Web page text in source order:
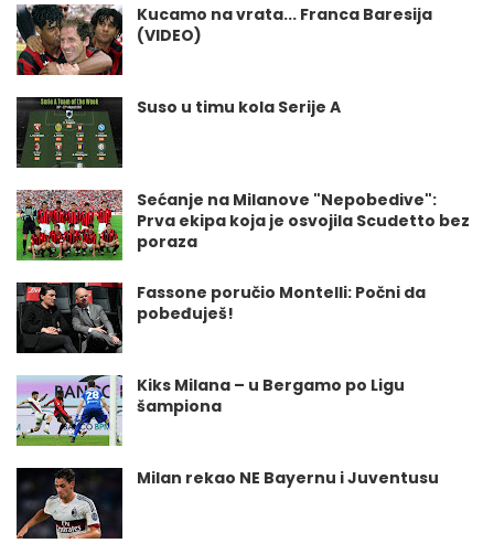
Kucamo na vrata... Franca Baresija
(VIDEO)
Suso u timu kola Serije A
Sećanje na Milanove "Nepobedive":
Prva ekipa koja je osvojila Scudetto bez
poraza
Fassone poručio Montelli: Počni da
pobeđuješ!
Kiks Milana – u Bergamo po Ligu
šampiona
Milan rekao NE Bayernu i Juventusu